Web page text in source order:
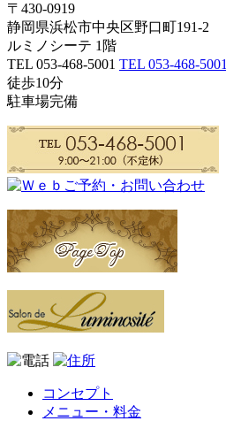
〒430-0919
静岡県浜松市中央区野口町191-2
ルミノシーテ 1階
TEL 053-468-5001 TEL 053-468-5001
徒歩10分
駐車場完備
コンセプト
メニュー・料金